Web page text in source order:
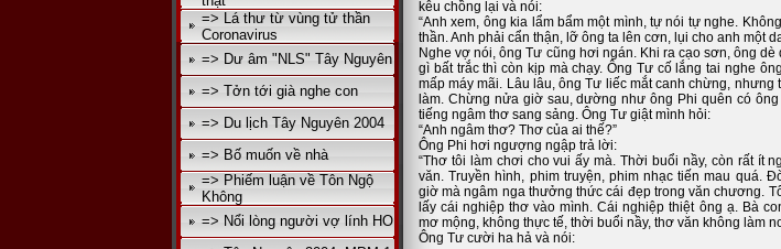
=> Lá thư từ vùng tử thần
Coronavirus
=> Dư âm "NLS" Tây Nguyên
=> Tởn tới già nghe con
=> Du lịch Tây Nguyên 2004
=> Bố muốn về nhà
=> Phiếm luận về Tôn Ngộ
Không
=> Nổi lòng người vợ lính HO
kêu chồng lại và nói:
“Anh xem, ông kia lẩm bẩm một mình, tự nói tự nghe.
thần. Anh phải cẩn thận, lỡ ông ta lên cơn, lụi cho anh một
Nghe vợ nói, ông Tư cũng hơi ngán. Khi ra cạo sơn, ông
gì bất trắc thì còn kịp mà chạy. Ông Tư cố lắng tai nghe
mấp máy mãi. Lâu lâu, ông Tư liếc mắt canh chừng, nhưng
làm. Chừng nửa giờ sau, dường như ông Phi quên có
tiếng ngâm thơ sang sảng. Ông Tư giật mình hỏi:
“Anh ngâm thơ? Thơ của ai thế?”
Ông Phi hơi ngượng ngập trả lời:
“Thơ tôi làm chơi cho vui ấy mà. Thời buổi nầy, còn rất ít
văn. Truyền hình, phim truyện, phim nhạc tiến mau quá.
giờ mà ngâm nga thưởng thức cái đẹp trong văn chương.
lấy cái nghiệp thơ vào mình. Cái nghiệp thiệt ông ạ. Bà
mơ mộng, không thực tế, thời buổi nầy, thơ văn không làm
Ông Tư cười ha hả và nói: